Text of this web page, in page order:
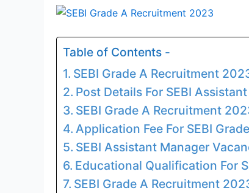
Table of Contents -
SEBI Grade A Recruitment
Post Details For SEBI
SEBI Grade A Recruitment
Application Fee For SEBI
SEBI Assistant Manager
Educational Qualification For
SEBI Grade A Recruitment